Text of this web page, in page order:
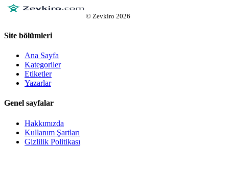
© Zevkiro 2026
Site bölümleri
Ana Sayfa
Kategoriler
Etiketler
Yazarlar
Genel sayfalar
Hakkımızda
Kullanım Şartları
Gizlilik Politikası